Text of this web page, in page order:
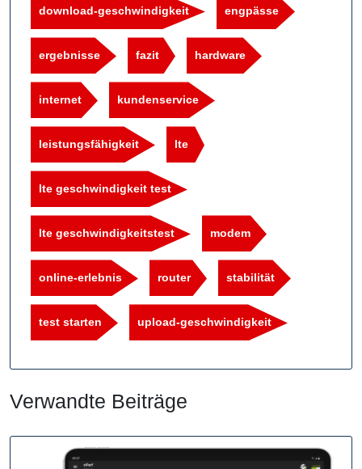
download-geschwindigkeit engpässe
ergebnisse fazit hardware
internet kundenservice
leistungsfähigkeit lte
lte geschwindigkeit test
lte geschwindigkeitstest modem
online-erlebnis router stabilität
test starten upload-geschwindigkeit
Verwandte Beiträge